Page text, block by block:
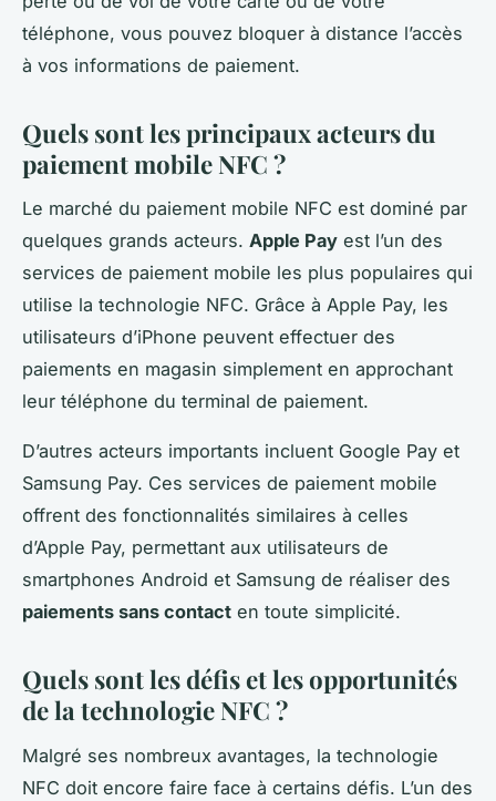
téléphone, vous pouvez bloquer à distance l’accès
à vos informations de paiement.
Quels sont les principaux acteurs du
paiement mobile NFC ?
Le marché du paiement mobile NFC est dominé par
quelques grands acteurs. Apple Pay est l’un des
services de paiement mobile les plus populaires qui
utilise la technologie NFC. Grâce à Apple Pay, les
utilisateurs d’iPhone peuvent effectuer des
paiements en magasin simplement en approchant
leur téléphone du terminal de paiement.
D’autres acteurs importants incluent Google Pay et
Samsung Pay. Ces services de paiement mobile
offrent des fonctionnalités similaires à celles
d’Apple Pay, permettant aux utilisateurs de
smartphones Android et Samsung de réaliser des
paiements sans contact en toute simplicité.
Quels sont les défis et les opportunités
de la technologie NFC ?
Malgré ses nombreux avantages, la technologie
NFC doit encore faire face à certains défis. L’un des